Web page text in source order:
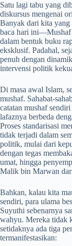
Satu lagi tabu yang
diskursus mengenai
Banyak dari kita yang
baca hari
dalam bentuk buku
eksklusif. Padahal,
penuh dengan
intervensi politik
Di masa awal Islam,
mushaf. Sahabat-
catatan mushaf
lafaznya berbeda
Proses standarisasi
tidak terjadi dalam
politik, mulai dari
dengan tegas
umat, hingga
Malik bin Marwan
Bahkan, kalau kita
sendiri, para ulama
Suyuthi sebenarnya
wahyu. Mereka tidak
setidaknya ada tiga
termanifestasikan: